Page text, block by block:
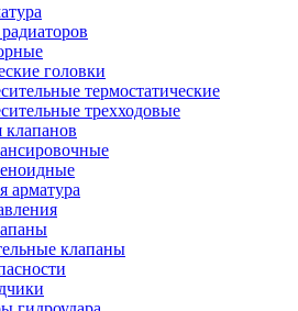
головки
термостатические
трехходовые
арматура
клапаны